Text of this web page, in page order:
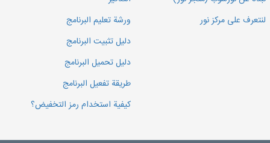
لنتعرف على مركز نور
ورشة تعليم البرنامج
دليل تثبيت البرنامج
دليل تحميل البرنامج
طريقة تفعيل البرنامج
كيفية استخدام رمز التخفيض؟